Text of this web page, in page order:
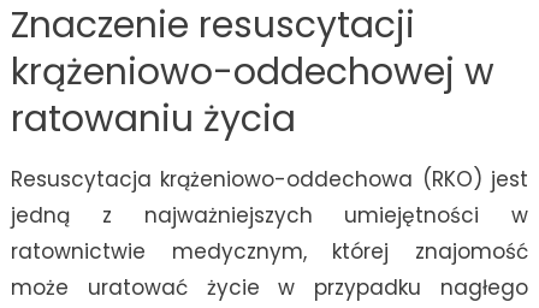
Znaczenie resuscytacji
krążeniowo-oddechowej w
ratowaniu życia
Resuscytacja krążeniowo-oddechowa (RKO) jest
jedną z najważniejszych umiejętności w
ratownictwie medycznym, której znajomość
może uratować życie w przypadku nagłego